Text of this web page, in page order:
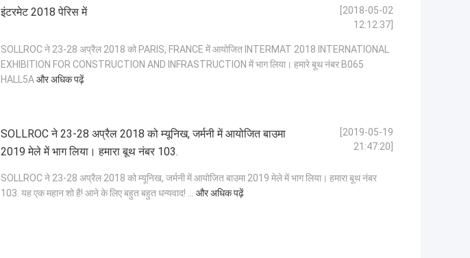
इंटरमेट 2018 पेरिस में
[2018-05-02
12:12:37]
SOLLROC ने 23-28 अप्रैल 2018 को PARIS, FRANCE में आयोजित INTERMAT 2018 INTERNATIONAL
EXHIBITION FOR CONSTRUCTION AND INFRASTRUCTION में भाग लिया। हमारे बूथ नंबर B065
HALL5Aऔर अधिक पढ़ें
SOLLROC ने 23-28 अप्रैल 2018 को म्यूनिख, जर्मनी में आयोजित बाउमा
2019 मेले में भाग लिया। हमारा बूथ नंबर 103.
[2019-05-19
21:47:20]
SOLLROC ने 23-28 अप्रैल 2018 को म्यूनिख, जर्मनी में आयोजित बाउमा 2019 मेले में भाग लिया। हमारा बूथ नंबर
103. यह एक महान शो है! आने के लिए बहुत बहुत धन्यवाद! ... और अधिक पढ़ें